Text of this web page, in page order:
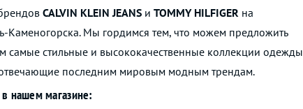
CALVIN KLEIN JEANS и TOMMY HILFIGER на
Каменогорска. Мы гордимся тем, что можем предложить
самые стильные и высококачественные коллекции одежды
отвечающие последним мировым модным трендам.
нашем магазине: